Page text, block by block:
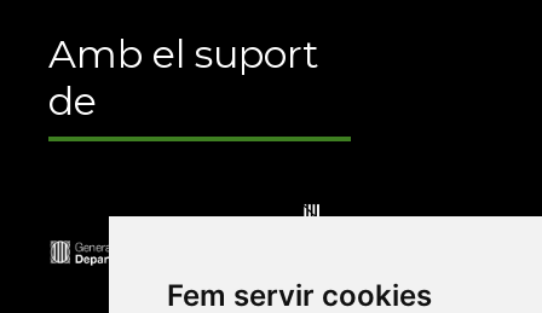
Fem servir cookies
Amb el suport
de